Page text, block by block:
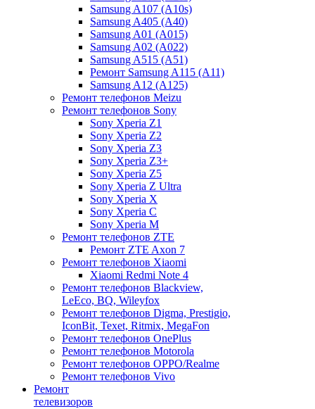
Samsung A107 (A10s)
Samsung A405 (A40)
Samsung A01 (A015)
Samsung A02 (A022)
Samsung A515 (A51)
Ремонт Samsung A115 (A11)
Samsung A12 (A125)
Ремонт телефонов Meizu
Ремонт телефонов Sony
Sony Xperia Z1
Sony Xperia Z2
Sony Xperia Z3
Sony Xperia Z3+
Sony Xperia Z5
Sony Xperia Z Ultra
Sony Xperia X
Sony Xperia C
Sony Xperia M
Ремонт телефонов ZTE
Ремонт ZTE Axon 7
Ремонт телефонов Xiaomi
Xiaomi Redmi Note 4
Ремонт телефонов Blackview,
LeEco, BQ, Wileyfox
Ремонт телефонов Digma, Prestigio,
IconBit, Texet, Ritmix, MegaFon
Ремонт телефонов OnePlus
Ремонт телефонов Motorola
Ремонт телефонов OPPO/Realme
Ремонт телефонов Vivo
Ремонт
телевизоров